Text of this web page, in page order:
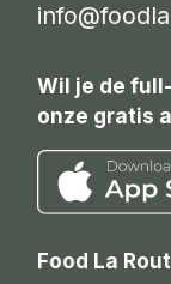
Wil je de
onze gratis
Food La